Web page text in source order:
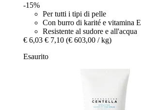
-15%
Per tutti i tipi di pelle
Con burro di karité e vitamina E
Resistente al sudore e all'acqua
€ 6,03 € 7,10 (€ 603,00 / kg)
Esaurito